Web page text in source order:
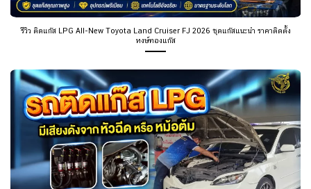
รีวิว ติดแก๊ส LPG All-New Toyota Land Cruiser FJ 2026 ชุดแก๊สแนะนำ ราคาติดตั้ง
หงษ์ทองแก๊ส